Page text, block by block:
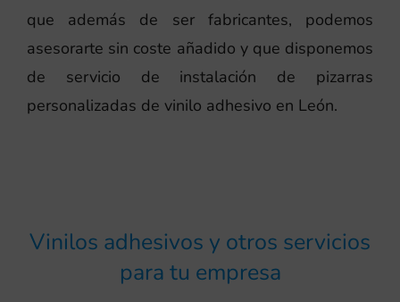
que además de ser fabricantes, podemos
asesorarte sin coste añadido y que disponemos
de servicio de instalación de pizarras
personalizadas de vinilo adhesivo en León.
Vinilos adhesivos y otros servicios
para tu empresa